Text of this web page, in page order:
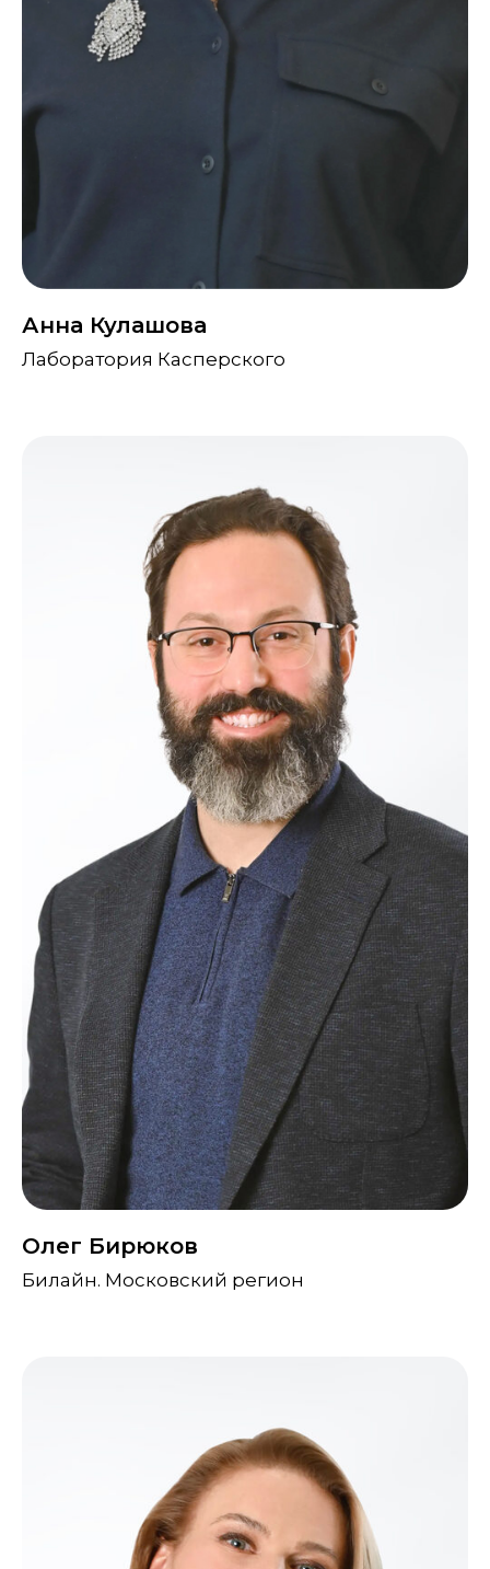
Анна Кулашова
Лаборатория Касперского
Олег Бирюков
Билайн. Московский регион